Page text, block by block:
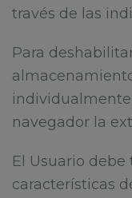
través de las
Para
individualmente
navegador la
El Usuario
características